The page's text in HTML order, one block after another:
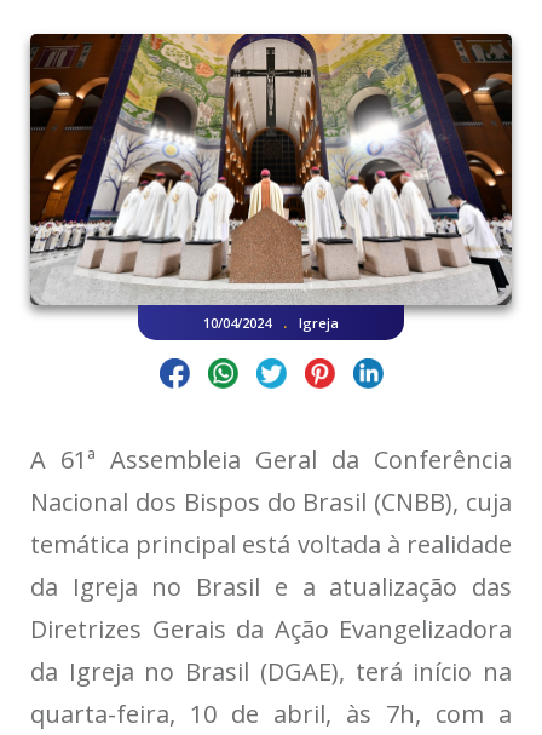
10/04/2024 . Igreja
A 61ª Assembleia Geral da Conferência
Nacional dos Bispos do Brasil (CNBB), cuja
temática principal está voltada à realidade
da Igreja no Brasil e a atualização das
Diretrizes Gerais da Ação Evangelizadora
da Igreja no Brasil (DGAE), terá início na
quarta-feira, 10 de abril, às 7h, com a